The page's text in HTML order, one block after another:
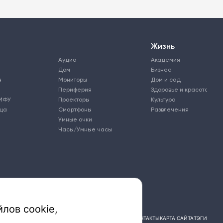
Аудио
Дом
Мониторы
Периферия
Проекторы
Смартфоны
Умные очки
Часы/Умные часы
Жизнь
Академия
Бизнес
Дом и сад
Здоровье и красота
Культура
Развлечения
КОНТАКТЫКАРТА САЙТАТЭГИ
cookie,